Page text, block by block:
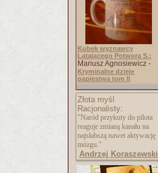
Kubek wyznawcy
Latającego Potwora S.:
Mariusz Agnosiewicz -
Kryminalne dzieje
papiestwa tom II
Złota myśl
Racjonalisty:
"Naród przykuty do pilota
reaguje zmianą kanału na
najsłabszą nawet aktywację
mózgu."
Andrzej Koraszewski